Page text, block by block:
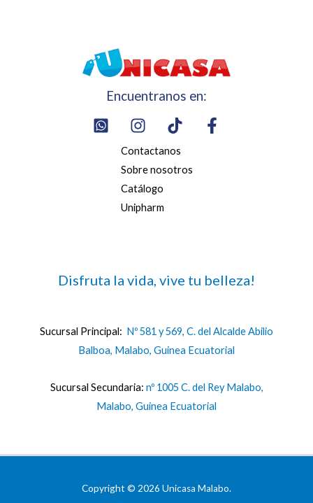
Encuentranos en:
Contactanos
Sobre nosotros
Catálogo
Unipharm
Disfruta la vida, vive tu belleza!
Sucursal Principal: Nº 581 y 569, C. del Alcalde Abilio
Balboa, Malabo, Guinea Ecuatorial
Sucursal Secundaria: nº 1005 C. del Rey Malabo,
Malabo, Guinea Ecuatorial
Copyright © 2026 Unicasa Malabo.